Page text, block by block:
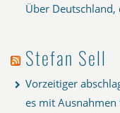
Über Deutschland,
Stefan Sell
Vorzeitiger
es mit Ausnahmen